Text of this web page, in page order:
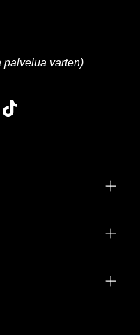
palvelua varten)